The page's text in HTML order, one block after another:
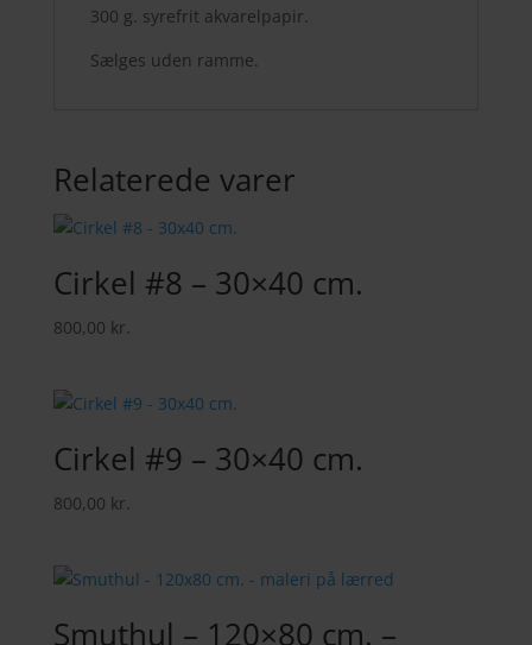
300 g. syrefrit akvarelpapir.
Sælges uden ramme.
Relaterede varer
Cirkel #8 – 30×40 cm.
800,00 kr.
Cirkel #9 – 30×40 cm.
800,00 kr.
Smuthul – 120×80 cm. –